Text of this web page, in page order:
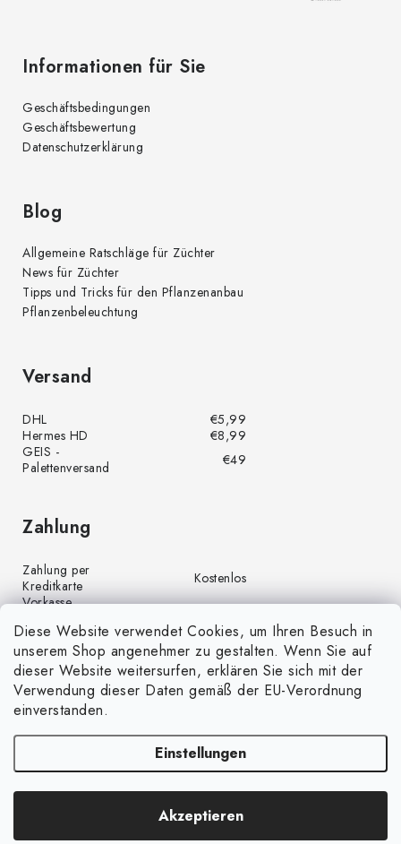
Diese Website verwendet Cookies, um Ihren Besuch in
unserem Shop angenehmer zu gestalten. Wenn Sie auf
dieser Website weitersurfen, erklären Sie sich mit der
Verwendung dieser Daten gemäß der EU-Verordnung
einverstanden.
Einstellungen
Akzeptieren
Informationen für Sie
Geschäftsbedingungen
Geschäftsbewertung
Datenschutzerklärung
Blog
Allgemeine Ratschläge für Züchter
News für Züchter
Tipps und Tricks für den Pflanzenanbau
Pflanzenbeleuchtung
Versand
DHL
€5,99
Hermes HD
€8,99
GEIS -
Palettenversand
€49
Zahlung
Zahlung per
Kreditkarte
Kostenlos
Vorkasse
Zahlung per PayPal
Kostenlos
Nachnahme
€4,00
Copyright 2026GrünGarten.de. Alle Rechte vorbehalten.Cookie-
Einstellungen ändern